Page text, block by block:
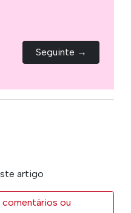
Seguinte →
artigo
ou